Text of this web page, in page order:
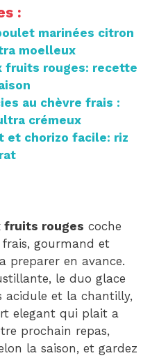
:
marinées citron
moelleux
fruits rouges: recette
au chèvre frais :
crémeux
et chorizo facile: riz
fruits rouges coche
frais, gourmand et
preparer en avance.
le duo glace
acidule et la chantilly,
elegant qui plait a
prochain repas,
la saison, et gardez